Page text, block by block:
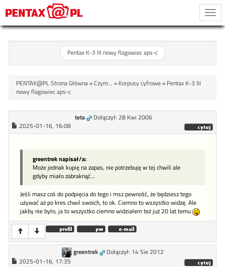
Pentax K-3 III nowy flagowiec aps-c
PENTAX@PL Strona Główna»Czym... » Korpusy cyfrowe» Pentax K-3 III
nowy flagowiec aps-c
teta
Dołączył: 28 Kwi 2006
2025-01-16, 16:08
greentrek napisał/a:
Może jednak kupię na zapas, nie potrzebuję w tej chwili ale
gdyby miało zabraknąć...
Jeśli masz coś do podpięcia do tego i msz pewność, że będziesz tego
używać aż po kres chwil swoich, to ok. Ciemno to wszystko widzę. Ale
jakby nie było, ja to wszystko ciemno widziałem też już 20 lat temu
greentrek
Dołączył: 14 Sie 2012
2025-01-16, 17:35